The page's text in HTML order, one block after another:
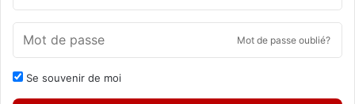
Mot de passe oublié?
Se souvenir de moi